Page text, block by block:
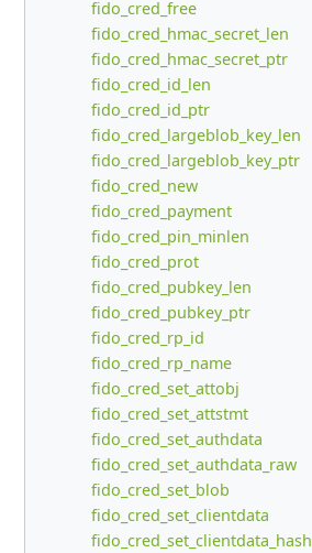
fido_cred_free
fido_cred_hmac_secret_len
fido_cred_hmac_secret_ptr
fido_cred_id_len
fido_cred_id_ptr
fido_cred_largeblob_key_len
fido_cred_largeblob_key_ptr
fido_cred_new
fido_cred_payment
fido_cred_pin_minlen
fido_cred_prot
fido_cred_pubkey_len
fido_cred_pubkey_ptr
fido_cred_rp_id
fido_cred_rp_name
fido_cred_set_attobj
fido_cred_set_attstmt
fido_cred_set_authdata
fido_cred_set_authdata_raw
fido_cred_set_blob
fido_cred_set_clientdata
fido_cred_set_clientdata_hash